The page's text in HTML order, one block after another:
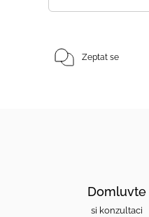
Zeptat se
Domluvte
si konzultaci